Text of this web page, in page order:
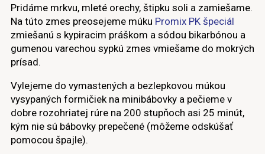
Pridáme mrkvu, mleté orechy, štipku soli a zamiešame.
Na túto zmes preosejeme múku Promix PK špeciál
zmiešanú s kypiracim práškom a sódou bikarbónou a
gumenou varechou sypkú zmes vmiešame do mokrých
prísad.
Vylejeme do vymastených a bezlepkovou múkou
vysypaných formičiek na minibábovky a pečieme v
dobre rozohriatej rúre na 200 stupňoch asi 25 minút,
kým nie sú bábovky prepečené (môžeme odskúšať
pomocou špajle).